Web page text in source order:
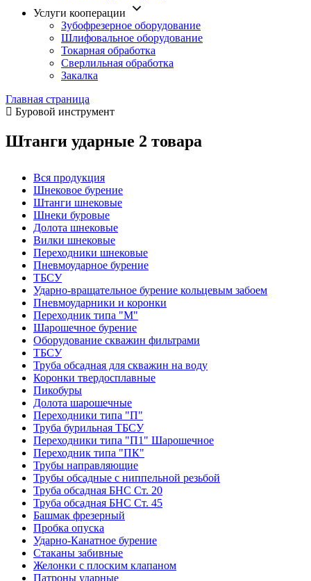
Услуги кооперации
Зубофрезерное оборудование
Шлифовальное оборудование
Токарная обработка
Cверлильная обработка
Закалка
Главная страница
Буровой инструмент
Штанги ударные 2 товара
Вся продукция
Шнековое бурение
Штанги шнековые
Шнеки буровые
Долота шнековые
Вилки шнековые
Переходники шнековые
Пневмоударное бурение
ТБСУ
Ударно-вращательное бурение кольцевым забоем
Пневмоударники и коронки
Переходник типа "М"
Шарошечное бурение
Оборудование скважин фильтрами
ТБСУ
Труба обсадная для скважин на воду
Коронки твердосплавные
Пикобуры
Долота шарошечные
Переходники типа "П"
Труба бурильная ТБСУ
Переходники типа "П1" Шарошечное
Переходник типа "ПК"
Трубы направляющие
Трубы обсадные с ниппельной резьбой
Труба обсадная БНС Ст. 20
Труба обсадная БНС Ст. 45
Башмак фрезерный
Пробка опуска
Ударно-Канатное бурение
Стаканы забивные
Желонки с плоским клапаном
Патроны ударные